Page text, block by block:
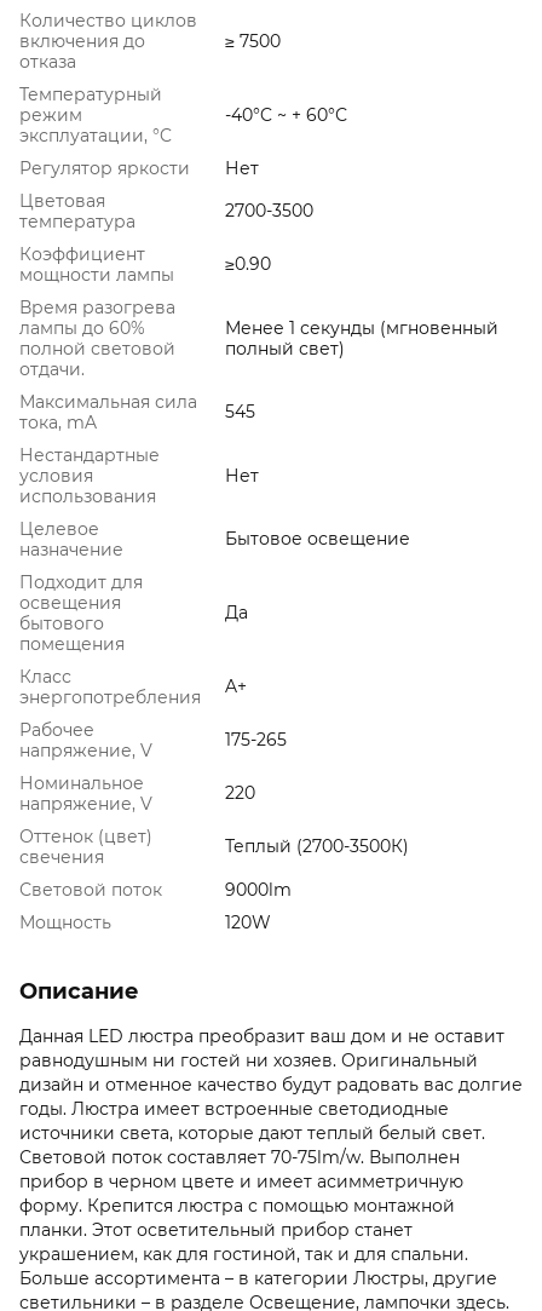
Количество циклов
включения до
отказа
≥ 7500
Температурный
режим
эксплуатации, °C
-40°C ~ + 60°С
Регулятор яркости
Нет
Цветовая
температура
2700-3500
Коэффициент
мощности лампы
≥0.90
Время разогрева
лампы до 60%
полной световой
отдачи.
Менее 1 секунды (мгновенный
полный свет)
Максимальная сила
тока, mA
545
Нестандартные
условия
использования
Нет
Целевое
назначение
Бытовое освещение
Подходит для
освещения
бытового
помещения
Да
Класс
энергопотребления
A+
Рабочее
напряжение, V
175-265
Номинальное
напряжение, V
220
Оттенок (цвет)
свечения
Теплый (2700-3500К)
Световой поток
9000lm
Мощность
120W
Описание
Данная LED люстра преобразит ваш дом и не оставит
равнодушным ни гостей ни хозяев. Оригинальный
дизайн и отменное качество будут радовать вас долгие
годы. Люстра имеет встроенные светодиодные
источники света, которые дают теплый белый свет.
Световой поток составляет 70-75lm/w. Выполнен
прибор в черном цвете и имеет асимметричную
форму. Крепится люстра с помощью монтажной
планки. Этот осветительный прибор станет
украшением, как для гостиной, так и для спальни.
Больше ассортимента – в категории Люстры, другие
светильники – в разделе Освещение, лампочки здесь.